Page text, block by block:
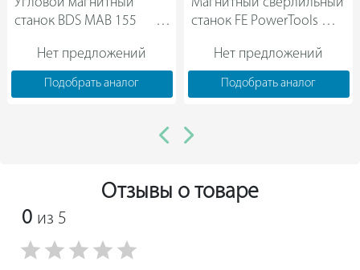
станок BDS MAB 155
Нет предложений
Подобрать аналог
станок FE PowerTools
Нет предложений
Подобрать аналог
Отзывы о товаре
0 из 5